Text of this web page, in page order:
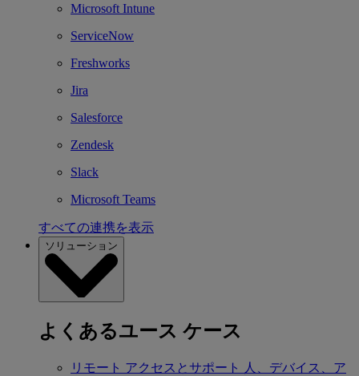
Microsoft Intune
ServiceNow
Freshworks
Jira
Salesforce
Zendesk
Slack
Microsoft Teams
すべての連携を表示
ソリューション
よくあるユース ケース
リモート アクセスとサポート
人、デバイス、ア